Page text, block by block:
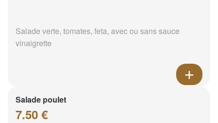
Salade verte, tomates, feta, avec ou sans sauce
vinaigrette
Salade poulet
7.50 €